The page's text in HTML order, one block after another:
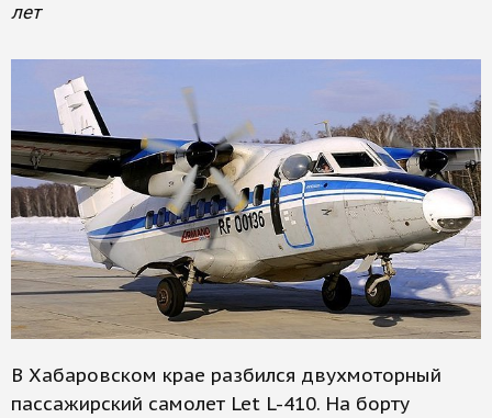
лет
В Хабаровском крае разбился двухмоторный
пассажирский самолет Let L-410. На борту